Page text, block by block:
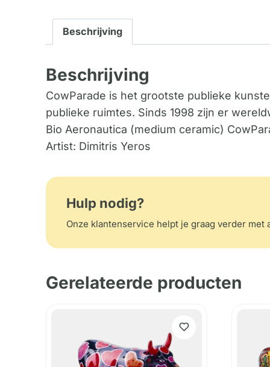
Beschrijving
Beschrijving
CowParade is het grootste publieke
publieke ruimtes. Sinds 1998 zijn er
Bio Aeronautica (medium ceramic)
Artist: Dimitris Yeros
Hulp nodig?
Onze klantenservice helpt je graag verder met
Gerelateerde producten